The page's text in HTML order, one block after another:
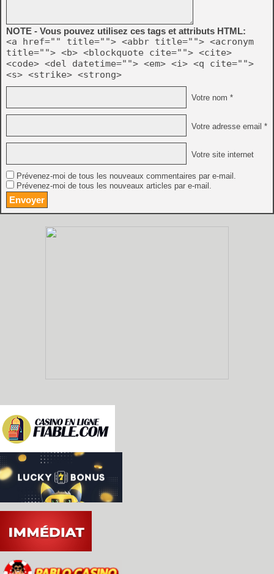
NOTE - Vous pouvez utilisez ces tags et attributs HTML:
<a href="" title=""> <abbr title=""> <acronym
title=""> <b> <blockquote cite=""> <cite>
<code> <del datetime=""> <em> <i> <q cite="">
<s> <strike> <strong>
Votre nom *
Votre adresse email *
Votre site internet
Prévenez-moi de tous les nouveaux commentaires par e-mail.
Prévenez-moi de tous les nouveaux articles par e-mail.